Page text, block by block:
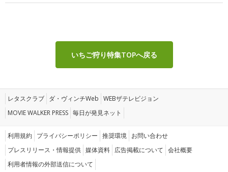
いちご狩り特集TOPへ戻る
レタスクラブ ダ・ヴィンチWeb WEBザテレビジョン
MOVIE WALKER PRESS 毎日が発見ネット
利用規約 プライバシーポリシー 推奨環境 お問い合わせ
プレスリリース・情報提供 媒体資料 広告掲載について 会社概要
利用者情報の外部送信について